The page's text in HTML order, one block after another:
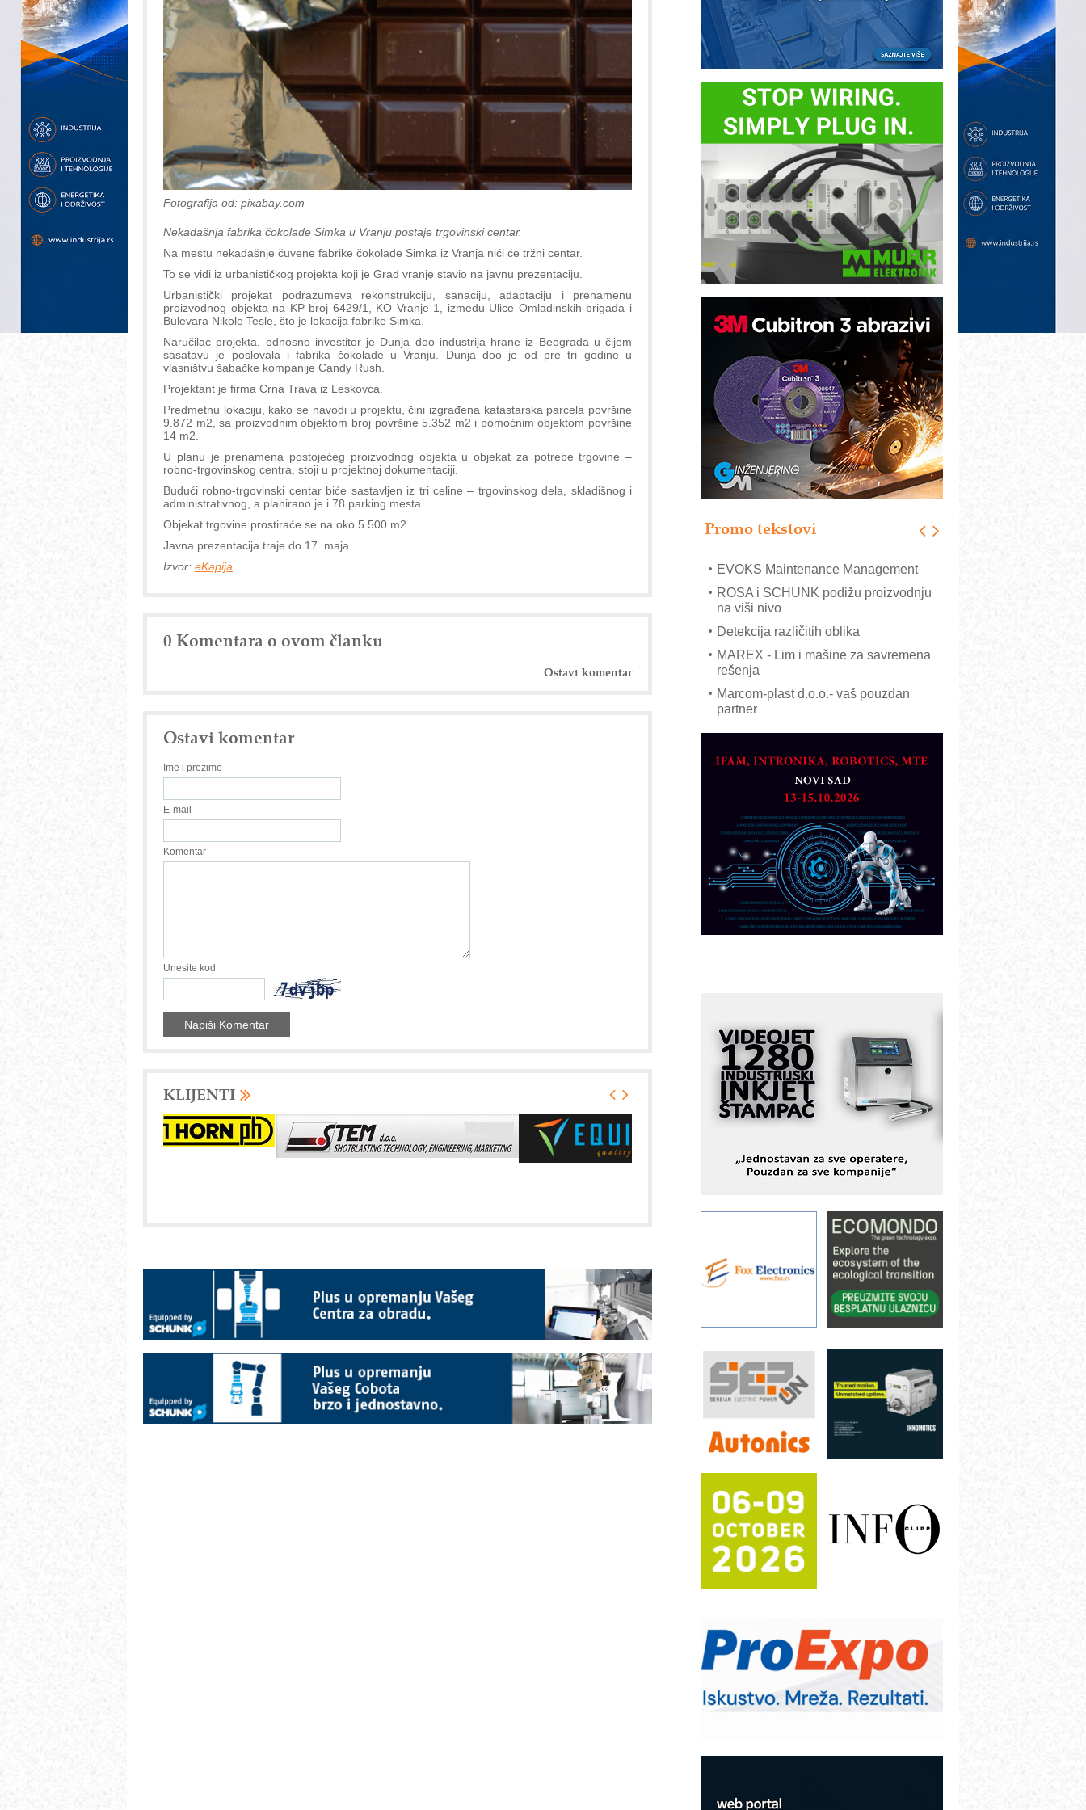
Fotografija od: pixabay.com
Nekadašnja fabrika čokolade Simka u Vranju postaje trgovinski centar.
Na mestu nekadašnje čuvene fabrike čokolade Simka iz Vranja nići će tržni centar.
To se vidi iz urbanističkog projekta koji je Grad vranje stavio na javnu prezentaciju.
Urbanistički projekat podrazumeva rekonstrukciju, sanaciju, adaptaciju i prenamenu
proizvodnog objekta na KP broj 6429/1, KO Vranje 1, između Ulice Omladinskih brigada i
Bulevara Nikole Tesle, što je lokacija fabrike Simka.
Naručilac projekta, odnosno investitor je Dunja doo industrija hrane iz Beograda u čijem
sasatavu je poslovala i fabrika čokolade u Vranju. Dunja doo je od pre tri godine u
vlasništvu šabačke kompanije Candy Rush.
Projektant je firma Crna Trava iz Leskovca.
Predmetnu lokaciju, kako se navodi u projektu, čini izgrađena katastarska parcela površine
9.872 m2, sa proizvodnim objektom broj površine 5.352 m2 i pomoćnim objektom površine
14 m2.
U planu je prenamena postojećeg proizvodnog objekta u objekat za potrebe trgovine –
robno-trgovinskog centra, stoji u projektnoj dokumentaciji.
Budući robno-trgovinski centar biće sastavljen iz tri celine – trgovinskog dela, skladišnog i
administrativnog, a planirano je i 78 parking mesta.
Objekat trgovine prostiraće se na oko 5.500 m2.
Javna prezentacija traje do 17. maja.
Izvor: eKapija
0 Komentara o ovom članku
Ostavi komentar
Ostavi komentar
Ime i prezime
E-mail
Komentar
Unesite kod
KLIJENTI
Promo tekstovi
Trajna oznaka kao dugoročna korist
Bezbednost na prvom mestu!
IB BLUMENAUER - više od 40 godina
poverenja u industriji
RMQ-TITAN ADVANCED INDICATOR
– Pametna signalizacija za efikasnije
upravljanje mašinama
solarnim elektranama i vetroparkovima
EVOKS Maintenance Management
ROSA i SCHUNK podižu proizvodnju
na viši nivo
Detekcija različitih oblika
MAREX - Lim i mašine za savremena
rešenja
Marcom-plast d.o.o.- vaš pouzdan
partner
CTO - Prilagodite svoju toplinsku
Razvoj asortimanskog pravca MINI-
PLC AKYTEC
dostupan u Srbiji
MOTOMAN – NEXT-Robotika vođena
veštačkom inteligencijom
I.SAFE MOBILE revolucioniše
industrijsku automatizaciju
pionirskimmobile operator PANEL-OM
Alba d.o.o. – 35 godina preciznosti u
metrologiji i pametnim dozirnim
rešenjima
IBeRTIM - oprema za ispitivanje
kontrole kvaliteta
sistema
YAMADA pumpe – japanska
Filtration Group Industrial – Napredna
rešenja za filtraciju u hidrauličkim i
procesnim sistemima
Art Utopia Studio – vizuelne priče
industrije i biznisa
RILINEX kompanije Rittal
automatizaciju
Efikasno upravljanje energijom
Automatizacija pakovanja · Display
Proizvodnja iC7 Hybrid 1500 VDC
mrežnog pretvarača sa tečnim
Potpuna efikasnost bez složenih
sistema
Trajna oznaka kao dugoročna korist
Bezbednost na prvom mestu!
poverenja u industriji
– Pametna signalizacija za efikasnije
upravljanje mašinama
Sigurnije ispitivanje transformatora u
solarnim elektranama i vetroparkovima
COMBYPACK
ROSA i SCHUNK podižu proizvodnju
Detekcija različitih oblika